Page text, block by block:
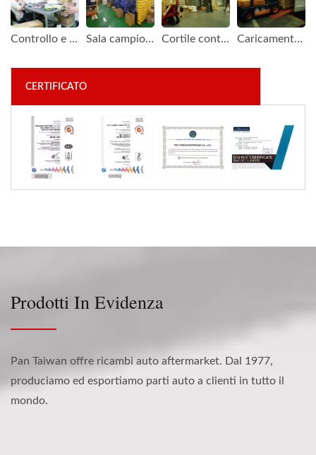
Controllo e imballaggio del prodotto Sala campioni per archivi di spedizione Cortile container nel nostro edificio Caricamento del container
CERTIFICATO
Prodotti In Evidenza
Pan Taiwan offre ricambi auto aftermarket. Dal 1977,
produciamo ed esportiamo parti auto a clienti in tutto il
mondo.